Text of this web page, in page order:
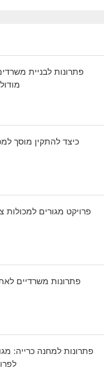
פתרונות לבניית
כיצד להתקין מוסך
פרויקט מגורים למכולות
פתרונות משרדיים
פתרונות למחנה כרייה: